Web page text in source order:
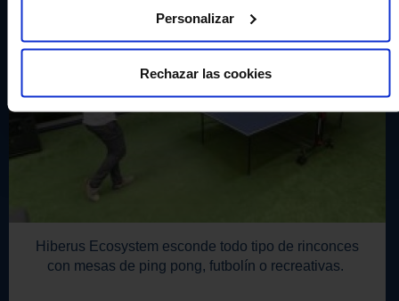
Personalizar
Rechazar las cookies
Hiberus Ecosystem esconde todo tipo de rinconces
con mesas de ping pong, futbolín o recreativas.